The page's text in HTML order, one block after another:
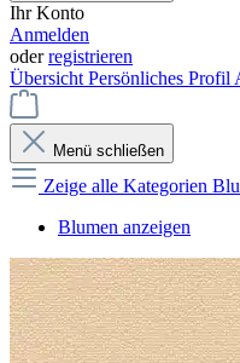
Ihr Konto
Anmelden
oderregistrieren
Übersicht Persönliches Profil
Menü schließen
Zeige alle Kategorien
Blumen anzeigen